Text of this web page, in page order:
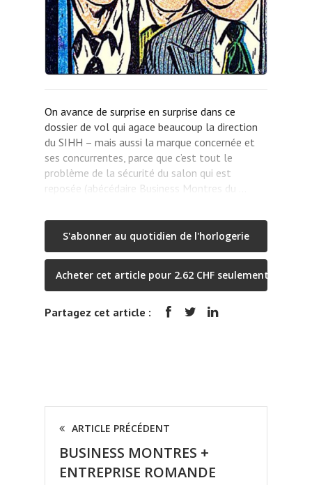
On avance de surprise en surprise dans ce
dossier de vol qui agace beaucoup la direction
du SIHH – mais aussi la marque concernée et
ses concurrentes, parce que c’est tout le
problème de la sécurité du salon qui est
reposée (abécédaire Business Montres du …
S'abonner au quotidien de l'horlogerie
Acheter cet article pour 2.62 CHF seulement
Partagez cet article :
ARTICLE PRÉCÉDENT
BUSINESS MONTRES +
ENTREPRISE ROMANDE